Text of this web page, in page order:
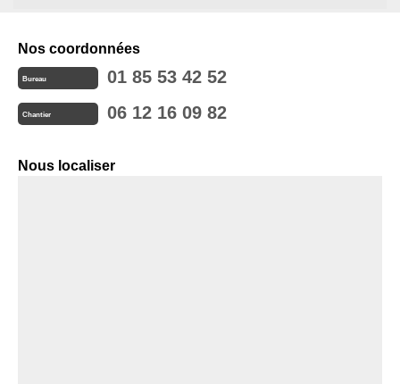
Nos coordonnées
Bureau 01 85 53 42 52
Chantier 06 12 16 09 82
Nous localiser